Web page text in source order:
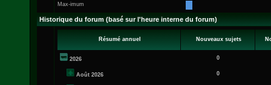
Max-imum
Historique du forum (basé sur l'heure interne du forum)
Résumé annuel Nouveaux sujets
2026 0
Août 2026 0